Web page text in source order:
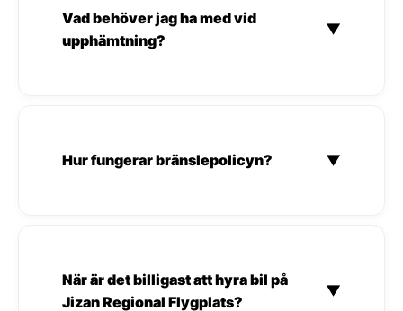
Vad behöver jag ha med vid
upphämtning?
▼
Hur fungerar bränslepolicyn? ▼
När är det billigast att hyra bil på
Jizan Regional Flygplats?
▼